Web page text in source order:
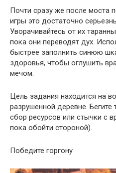
Почти сразу же после моста
игры это достаточно
Уворачивайтесь от их
пока они переводят дух.
быстрее заполнить синюю
здоровья, чтобы оглушить
мечом.
Цель задания находится на
разрушенной деревне. Бегите
сбор ресурсов или стычки с
пока обойти стороной).
Победите горгону